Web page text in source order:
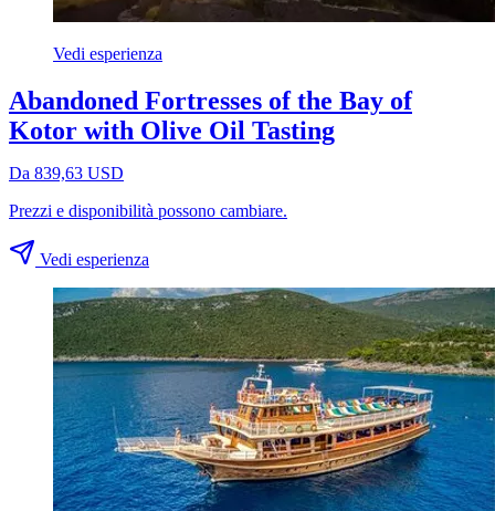
Vedi esperienza
Abandoned Fortresses of the Bay of
Kotor with Olive Oil Tasting
Da 839,63 USD
Prezzi e disponibilità possono cambiare.
Vedi esperienza